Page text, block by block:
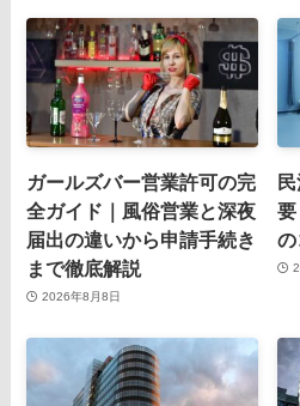
ガールズバー営業許可の完
全ガイド｜風俗営業と深夜
届出の違いから申請手続き
まで徹底解説
2026年8月8日
の